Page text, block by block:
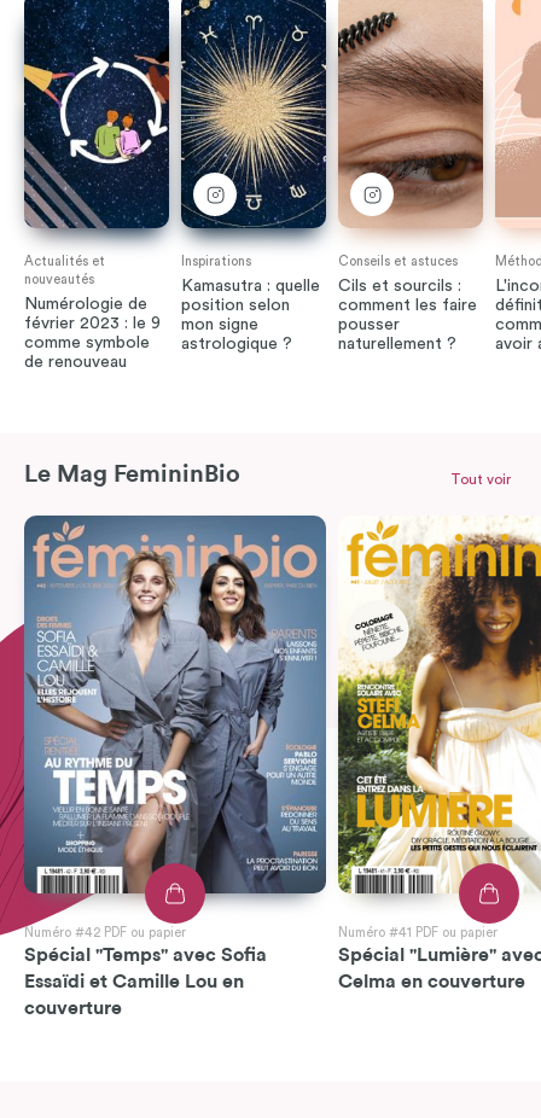
Actualités et
nouveautés
Numérologie de
février 2023 : le 9
comme symbole
de renouveau
Inspirations
Kamasutra : quelle
position selon
mon signe
astrologique ?
Conseils et astuces
Cils et sourcils :
comment les faire
pousser
naturellement ?
avoir
Le Mag FemininBio
Numéro #42 PDF ou papier
Spécial "Temps" avec Sofia
Essaïdi et Camille Lou en
couverture
Numéro #41 PDF ou papier
Spécial "Lumière"
Celma en couverture
Tout voir